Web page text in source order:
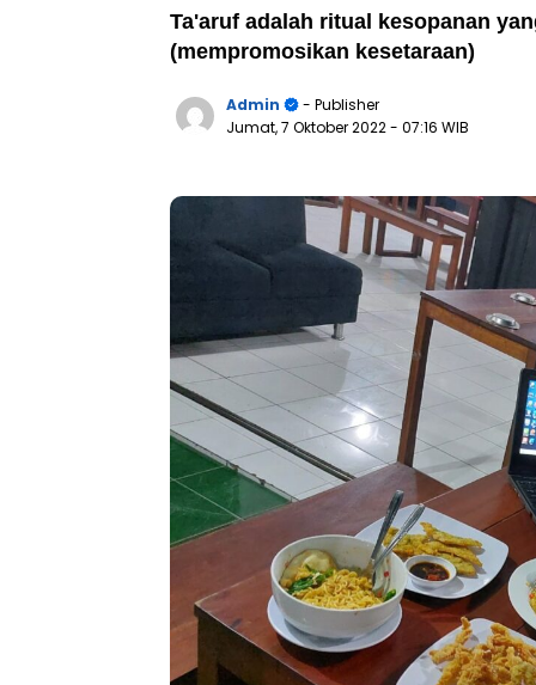
Ta'aruf adalah ritual kesopanan
(mempromosikan kesetaraan)
Admin
- Publisher
Jumat, 7 Oktober 2022- 07:16 WIB